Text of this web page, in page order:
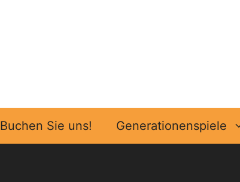
Buchen Sie uns! Generationenspiele